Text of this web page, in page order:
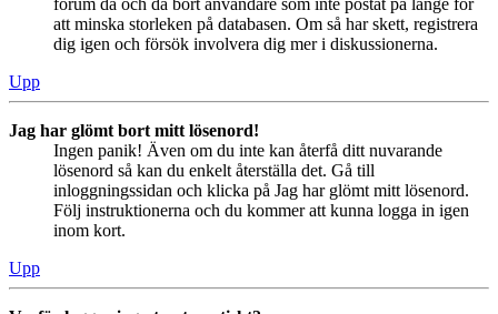
att minska storleken på databasen. Om så har skett, registrera
dig igen och försök involvera dig mer i diskussionerna.
Upp
Jag har glömt bort mitt lösenord!
Ingen panik! Även om du inte kan återfå ditt nuvarande
lösenord så kan du enkelt återställa det. Gå till
inloggningssidan och klicka på Jag har glömt mitt lösenord.
Följ instruktionerna och du kommer att kunna logga in igen
inom kort.
Upp